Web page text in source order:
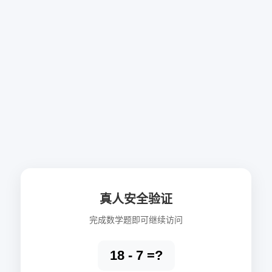
真人安全验证
完成数学题即可继续访问
18 - 7 =?